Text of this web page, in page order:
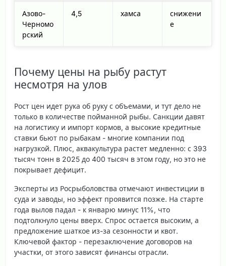
Азово-
Черномо
рский
4,5 хамса
снижени
е
Почему цены на рыбу растут
несмотря на улов
Рост цен идет рука об руку с объемами, и тут дело не
только в количестве пойманной рыбы. Санкции давят
на логистику и импорт кормов, а высокие кредитные
ставки бьют по рыбакам - многие компании под
нагрузкой. Плюс, аквакультура растет медленно: с 393
тысяч тонн в 2025 до 400 тысяч в этом году, но это не
покрывает дефицит.
Эксперты из Росрыболовства отмечают инвестиции в
суда и заводы, но эффект проявится позже. На старте
года вылов падал - к январю минус 11%, что
подтолкнуло цены вверх. Спрос остается высоким, а
предложение шаткое из-за сезонности и квот.
Ключевой фактор - перезаключение договоров на
участки, от этого зависят финансы отрасли.